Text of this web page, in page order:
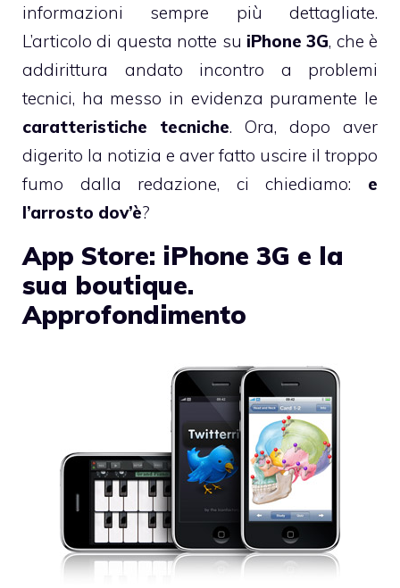
informazioni sempre più dettagliate.
L’articolo di questa notte su iPhone 3G, che è
addirittura andato incontro a problemi
tecnici, ha messo in evidenza puramente le
caratteristiche tecniche. Ora, dopo aver
digerito la notizia e aver fatto uscire il troppo
fumo dalla redazione, ci chiediamo: e
l’arrosto dov’è?
App Store: iPhone 3G e la
sua boutique.
Approfondimento